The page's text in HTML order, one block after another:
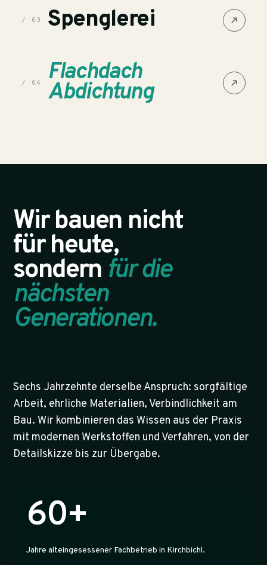
/ 03 Spenglerei
/ 04 Flachdach
Abdichtung
Wir bauen nicht
für heute,
sondern für die
nächsten
Generationen.
Sechs Jahrzehnte derselbe Anspruch: sorgfältige
Arbeit, ehrliche Materialien, Verbindlichkeit am
Bau. Wir kombinieren das Wissen aus der Praxis
mit modernen Werkstoffen und Verfahren, von der
Detailskizze bis zur Übergabe.
60+
Jahre alteingesessener Fachbetrieb in Kirchbichl.